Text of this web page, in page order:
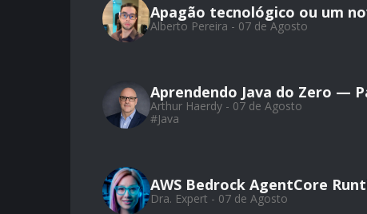
Apagão tecnológico ou um
Alberto Pereira - 07 de Agosto
Aprendendo Java do Zero —
Arthur Haerdy - 07 de Agosto
#Java
AWS Bedrock AgentCore
Dra. Expert - 07 de Agosto